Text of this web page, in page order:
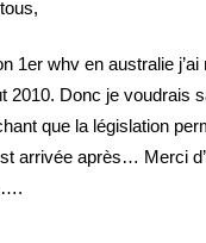
1er whv en australie
2010. Donc je voudrais
que la législation
arrivée après… Merci